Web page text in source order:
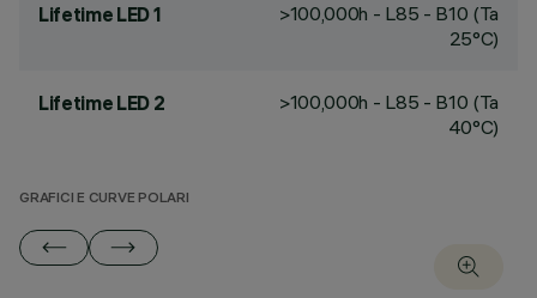
Lifetime LED 1
>100,000h - L85 - B10 (Ta
25°C)
Lifetime LED 2
>100,000h - L85 - B10 (Ta
40°C)
GRAFICI E CURVE POLARI